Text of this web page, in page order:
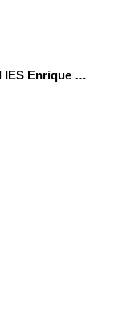
El Gabinete de Física del IES Enrique Tierno Galván de Parla (Curso 25-26)